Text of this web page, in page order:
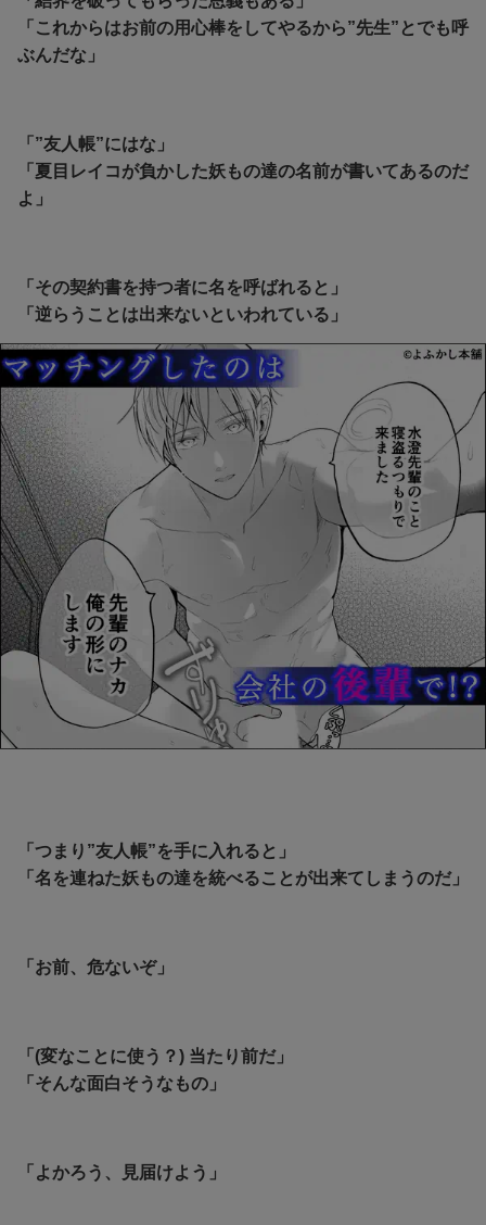
「これからはお前の用心棒をしてやるから”先生”とでも呼
ぶんだな」
「”友人帳”にはな」
「夏目レイコが負かした妖もの達の名前が書いてあるのだ
よ」
「その契約書を持つ者に名を呼ばれると」
「逆らうことは出来ないといわれている」
「つまり”友人帳”を手に入れると」
「名を連ねた妖もの達を統べることが出来てしまうのだ」
「お前、危ないぞ」
「(変なことに使う？) 当たり前だ」
「そんな面白そうなもの」
「よかろう、見届けよう」